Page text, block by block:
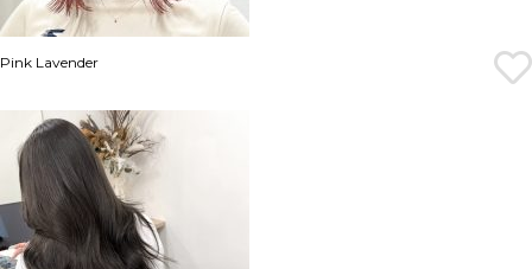
Pink Lavender